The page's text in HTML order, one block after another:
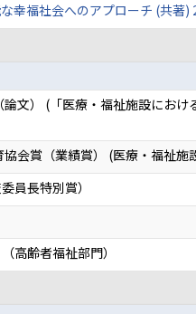
幸福社会へのアプローチ (共著
文） (「医療・福祉施設にお
会賞（業績賞） (医療・福祉
員長特別賞）
高齢者福祉部門）